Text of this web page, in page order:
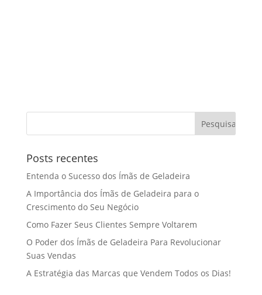
Posts recentes
Entenda o Sucesso dos Ímãs de Geladeira
A Importância dos Ímãs de Geladeira para o
Crescimento do Seu Negócio
Como Fazer Seus Clientes Sempre Voltarem
O Poder dos Ímãs de Geladeira Para Revolucionar
Suas Vendas
A Estratégia das Marcas que Vendem Todos os Dias!